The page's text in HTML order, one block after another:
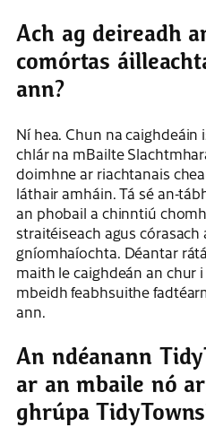
Ach ag deireadh
comórtas
ann?
Ní hea. Chun na
chlár na mBailte
doimhne ar riachtanais
láthair amháin. Tá sé an-
an phobail a chinntiú
straitéiseach agus córasach
gníomhaíochta. Déantar
maith le caighdeán an chur
mbeidh feabhsuithe
ann.
An ndéanann
ar an mbaile nó
ghrúpa